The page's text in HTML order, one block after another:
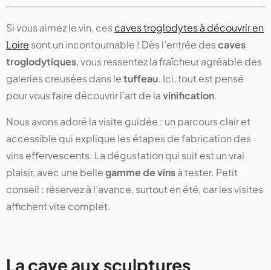
Si vous aimez le vin, cescaves troglodytes à découvrir en
Loire sont un incontournable ! Dès l’entrée descaves
troglodytiques, vous ressentez la fraîcheur agréable des
galeries creusées dans letuffeau. Ici, tout est pensé
pour vous faire découvrir l’art de lavinification.
Nous avons adoré la visite guidée : un parcours clair et
accessible qui explique les étapes de fabrication des
vins effervescents. La dégustation qui suit est un vrai
plaisir, avec une bellegamme de vinsà tester. Petit
conseil : réservez à l’avance, surtout en été, car les visites
affichent vite complet.
La cave aux sculptures